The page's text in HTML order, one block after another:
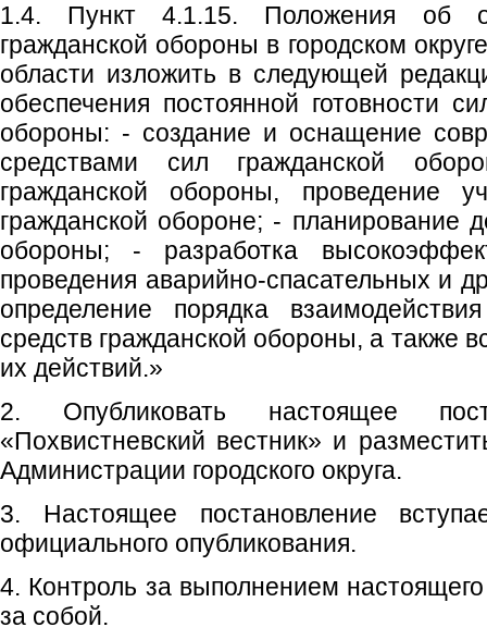
1.4. Пункт 4.1.15. Положения об
гражданской обороны в городском
области изложить в следующей
обеспечения постоянной готовности
обороны: - создание и оснащение
средствами сил гражданской
гражданской обороны, проведение
гражданской обороне; - планирование
обороны; - разработка
проведения аварийно-спасательных и
определение порядка
средств гражданской обороны, а также
их действий.»
2. Опубликовать настоящее
«Похвистневский вестник» и
Администрации городского округа.
3. Настоящее постановление
официального опубликования.
4. Контроль за выполнением
за собой.